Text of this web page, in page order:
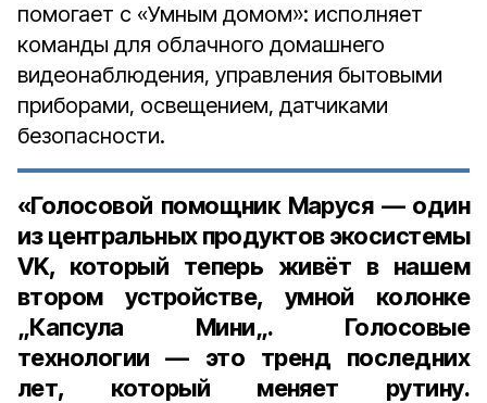
помогает с «Умным домом»: исполняет
команды для облачного домашнего
видеонаблюдения, управления бытовыми
приборами, освещением, датчиками
безопасности.
«Голосовой помощник Маруся — один
из центральных продуктов экосистемы
VK, который теперь живёт в нашем
втором устройстве, умной колонке
„Капсула Мини„. Голосовые
технологии — это тренд последних
лет, который меняет рутину.